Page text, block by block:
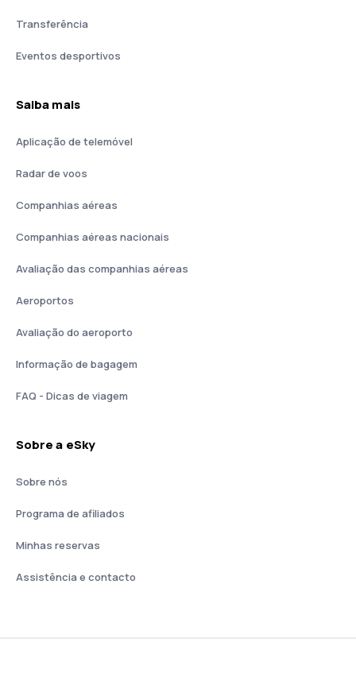
Transferência
Eventos desportivos
Saiba mais
Aplicação de telemóvel
Radar de voos
Companhias aéreas
Companhias aéreas nacionais
Avaliação das companhias aéreas
Aeroportos
Avaliação do aeroporto
Informação de bagagem
FAQ - Dicas de viagem
Sobre a eSky
Sobre nós
Programa de afiliados
Minhas reservas
Assistência e contacto